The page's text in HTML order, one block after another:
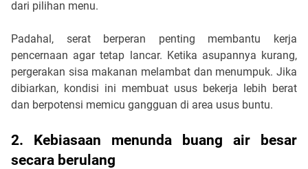
dari pilihan menu.
Padahal, serat berperan penting membantu kerja
pencernaan agar tetap lancar. Ketika asupannya kurang,
pergerakan sisa makanan melambat dan menumpuk. Jika
dibiarkan, kondisi ini membuat usus bekerja lebih berat
dan berpotensi memicu gangguan di area usus buntu.
2. Kebiasaan menunda buang air besar
secara berulang